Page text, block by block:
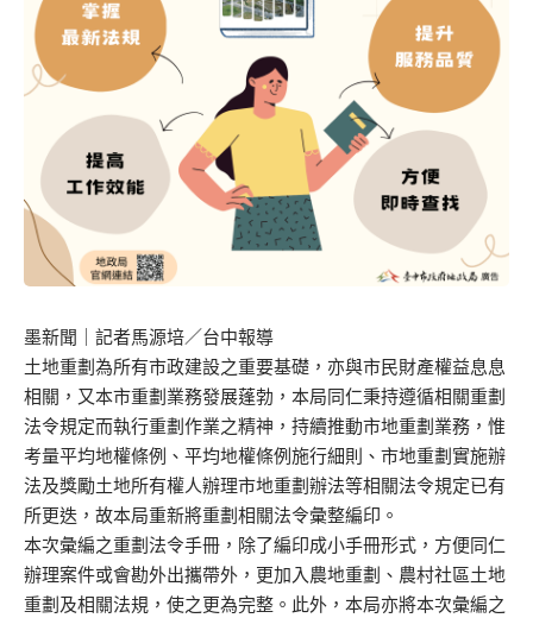
墨新聞 ｜記者馬源培／台中報導
土地重劃為所有市政建設之重要基礎，亦與市民財產權益息息
相關，又本市重劃業務發展蓬勃，本局同仁秉持遵循相關重劃
法令規定而執行重劃作業之精神，持續推動市地重劃業務，惟
考量平均地權條例、平均地權條例施行細則、市地重劃實施辦
法及獎勵土地所有權人辦理市地重劃辦法等相關法令規定已有
所更迭，故本局重新將重劃相關法令彙整編印。
本次彙編之重劃法令手冊，除了編印成小手冊形式，方便同仁
辦理案件或會勘外出攜帶外，更加入農地重劃、農村社區土地
重劃及相關法規，使之更為完整。此外，本局亦將本次彙編之